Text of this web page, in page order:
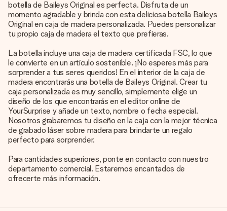
botella de Baileys Original es perfecta. Disfruta de un
momento agradable y brinda con esta deliciosa botella Baileys
Original en caja de madera personalizada. Puedes personalizar
tu propio caja de madera el texto que prefieras.
La botella incluye una caja de madera certificada FSC, lo que
le convierte en un artículo sostenible. ¡No esperes más para
sorprender a tus seres queridos! En el interior de la caja de
madera encontrarás una botella de Baileys Original. Crear tu
caja personalizada es muy sencillo, simplemente elige un
diseño de los que encontrarás en el editor online de
YourSurprise y añade un texto, nombre o fecha especial.
Nosotros grabaremos tu diseño en la caja con la mejor técnica
de grabado láser sobre madera para brindarte un regalo
perfecto para sorprender.
Para cantidades superiores, ponte en contacto con nuestro
departamento comercial. Estaremos encantados de
ofrecerte más información.